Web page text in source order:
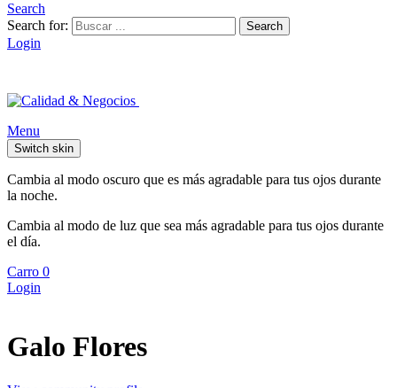
Search
Search for:
Search
Login
Menu
Switch skin
Cambia al modo oscuro que es más agradable para tus ojos durante
la noche.
Cambia al modo de luz que sea más agradable para tus ojos durante
el día.
Carro 0
Login
Galo Flores